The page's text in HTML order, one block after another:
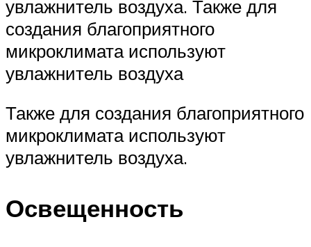
увлажнитель воздуха. Также для
создания благоприятного
микроклимата используют
увлажнитель воздуха
Также для создания благоприятного
микроклимата используют
увлажнитель воздуха.
Освещенность